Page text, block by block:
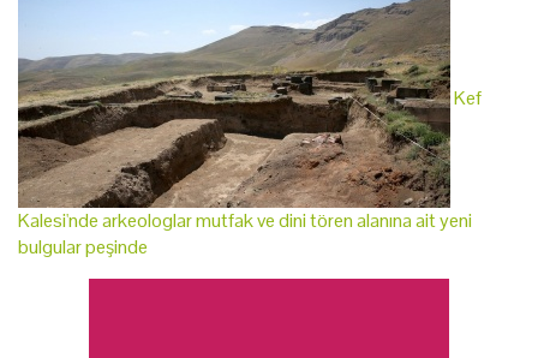
Kef
Kalesi'nde arkeologlar mutfak ve dini tören alanına ait yeni
bulgular peşinde